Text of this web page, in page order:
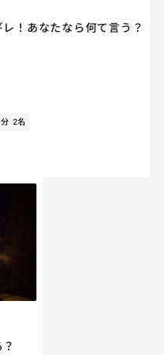
！あなたなら何て言う？
2名